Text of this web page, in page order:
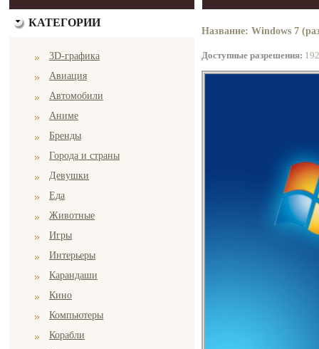
КАТЕГОРИИ
3D-графика
Авиация
Автомобили
Аниме
Бренды
Города и страны
Девушки
Еда
Животные
Игры
Интерьеры
Карандаши
Кино
Компьютеры
Корабли
Название: Windows 7
Доступные разрешения: